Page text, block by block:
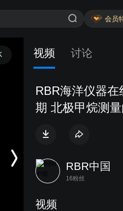
会员
视频 讨论
RBR海洋仪器
期 北极甲烷测
RBR中国
16粉丝
视频